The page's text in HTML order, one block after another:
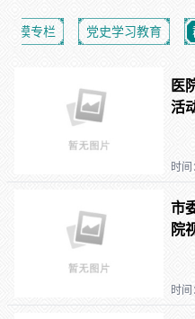
创模专栏 党史学习教育
医
活
时
市
院
时